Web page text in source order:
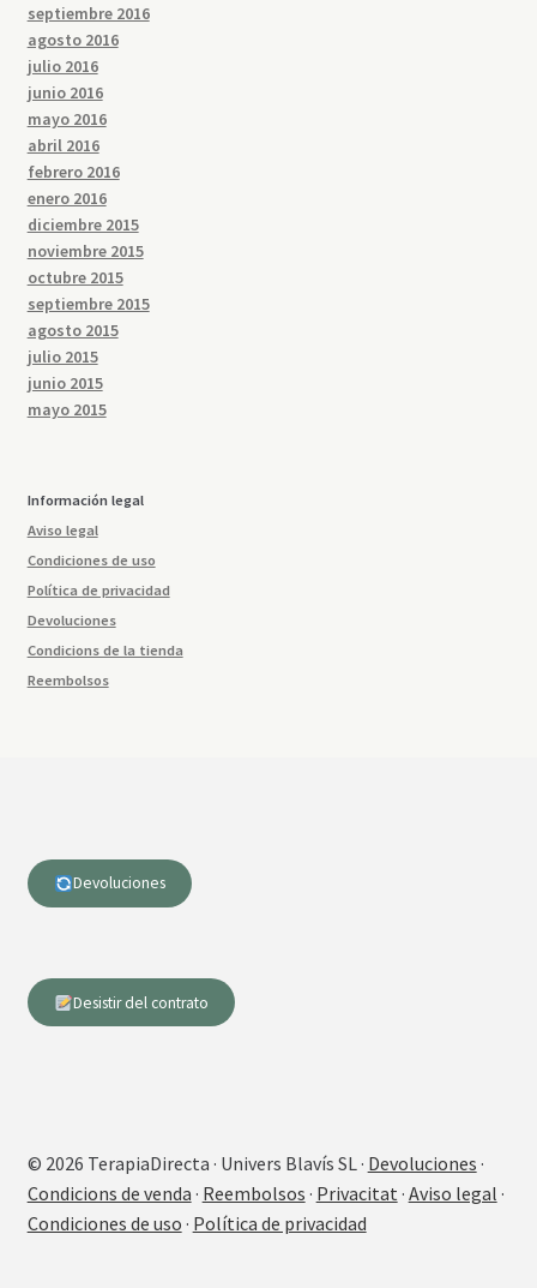
septiembre 2016
agosto 2016
julio 2016
junio 2016
mayo 2016
abril 2016
febrero 2016
enero 2016
diciembre 2015
noviembre 2015
octubre 2015
septiembre 2015
agosto 2015
julio 2015
junio 2015
mayo 2015
Información legal
Aviso legal
Condiciones de uso
Política de privacidad
Devoluciones
Condicions de la tienda
Reembolsos
Devoluciones
Desistir del contrato
© 2026 TerapiaDirecta · Univers Blavís SL · Devoluciones ·
Condicions de venda · Reembolsos · Privacitat · Aviso legal ·
Condiciones de uso · Política de privacidad